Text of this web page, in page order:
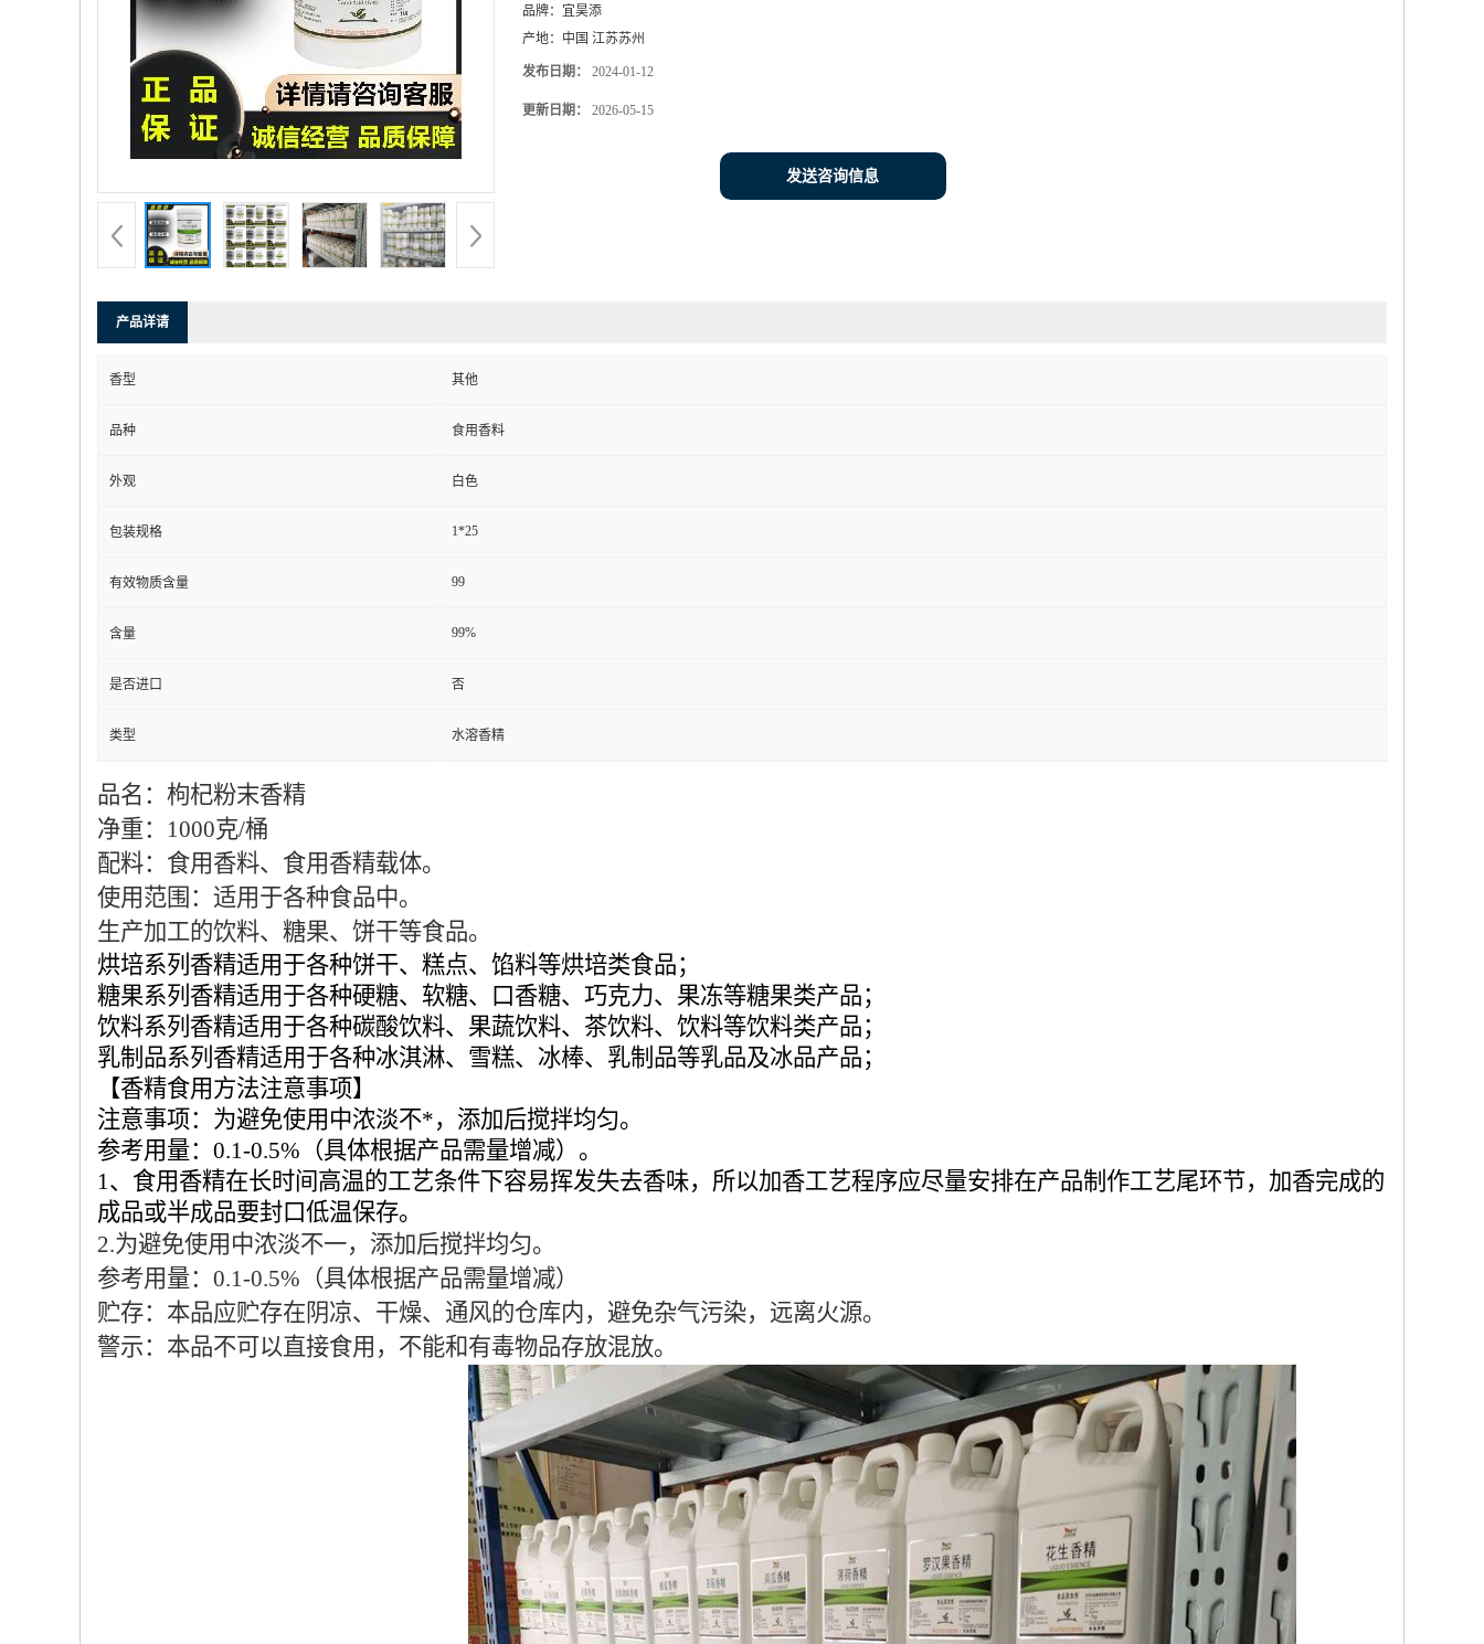
品牌： 宜昊添
产地： 中国 江苏苏州
发布日期： 2024-01-12
更新日期： 2026-05-15
发送咨询信息
产品详请
香型 其他
品种 食用香料
外观 白色
包装规格 1*25
有效物质含量 99
含量 99%
是否进口 否
类型 水溶香精
品名：枸杞粉末香精
净重：1000克/桶
配料：食用香料、食用香精载体。
使用范围：适用于各种食品中。
生产加工的饮料、糖果、饼干等食品。
烘培系列香精适用于各种饼干、糕点、馅料等烘培类食品；
糖果系列香精适用于各种硬糖、软糖、口香糖、巧克力、果冻等糖果类产品；
饮料系列香精适用于各种碳酸饮料、果蔬饮料、茶饮料、饮料等饮料类产品；
乳制品系列香精适用于各种冰淇淋、雪糕、冰棒、乳制品等乳品及冰品产品；
【香精食用方法注意事项】
注意事项：为避免使用中浓淡不*，添加后搅拌均匀。
参考用量：0.1-0.5%（具体根据产品需量增减）。
1、食用香精在长时间高温的工艺条件下容易挥发失去香味，所以加香工艺程序应尽量安排在产品制作工艺尾环节，加香完成的
成品或半成品要封口低温保存。
2.为避免使用中浓淡不一，添加后搅拌均匀。
参考用量：0.1-0.5%（具体根据产品需量增减）
贮存：本品应贮存在阴凉、干燥、通风的仓库内，避免杂气污染，远离火源。
警示：本品不可以直接食用，不能和有毒物品存放混放。